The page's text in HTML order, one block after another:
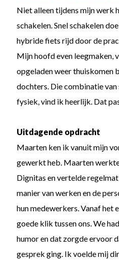
Niet alleen tijdens mijn werk
schakelen. Snel schakelen
hybride fiets rijd door de
Mijn hoofd even leegmaken,
opgeladen weer thuiskomen
dochters. Die combinatie van
fysiek, vind ik heerlijk. Dat
Uitdagende opdracht
Maarten ken ik vanuit mijn
gewerkt heb. Maarten
Dignitas en vertelde
manier van werken en de
hun medewerkers. Vanaf het
goede klik tussen ons. We
humor en dat zorgde ervoor
gesprek ging. Ik voelde mij